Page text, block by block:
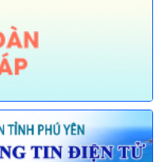
vực đường thủy nội địa
Sở Xây dựng
thủ tục hành chính bị bãi bỏ
chính nội bộ được sửa đổi,